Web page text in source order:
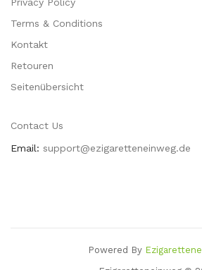
Terms & Conditions
Kontakt
Retouren
Seitenübersicht
Contact Us
Email: support@ezigaretteneinweg.de
Powered By